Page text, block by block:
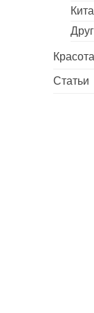
Красота
Статьи